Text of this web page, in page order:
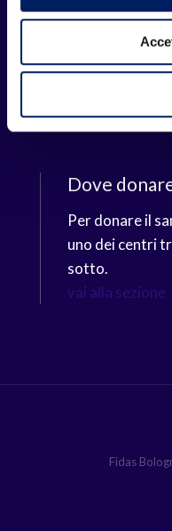
tel. e fax: 051
Dove
Per donare il
uno dei centri
sotto.
vai alla sezione
Fidas